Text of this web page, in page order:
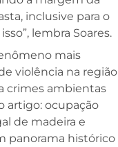
inclusive para o
lembra Soares.
mais
violência na região
crimes ambientas
artigo: ocupação
de madeira e
panorama histórico